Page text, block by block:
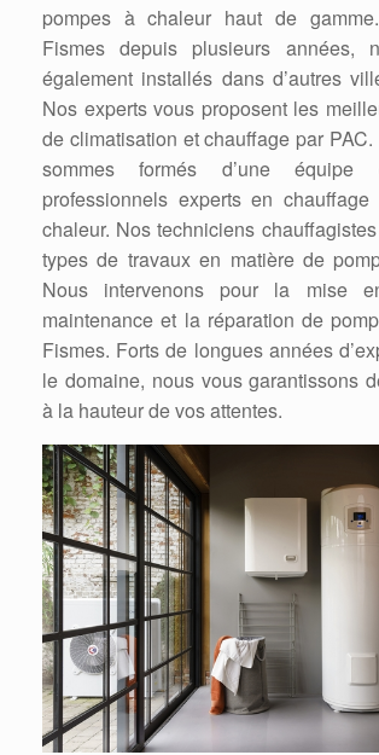
pompes à chaleur haut de
Fismes depuis plusieurs années,
également installés dans d’autres
Nos experts vous proposent les
de climatisation et chauffage par
sommes formés d’une équipe
professionnels experts en
chaleur. Nos techniciens
types de travaux en matière de
Nous intervenons pour la mise
maintenance et la réparation de
Fismes. Forts de longues années
le domaine, nous vous garantissons
à la hauteur de vos attentes.